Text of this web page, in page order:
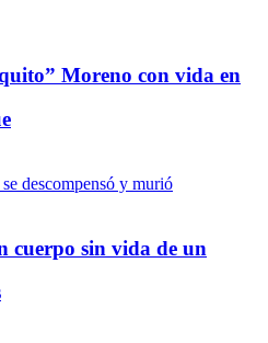
Moreno con vida en
cuerpo sin vida de un